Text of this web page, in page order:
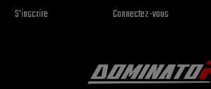
S'inscrire Connectez-vous